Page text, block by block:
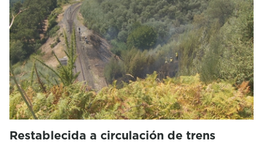
Restablecida a circulación de trens